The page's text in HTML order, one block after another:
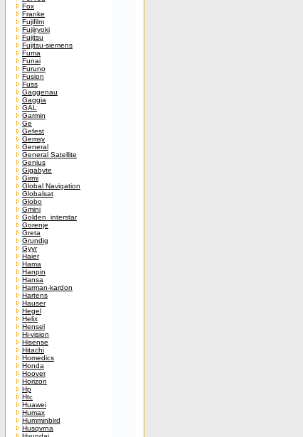
Fox
Franke
Fujifilm
Fujiiryoki
Fujitsu
Fujitsu-siemens
Fuma
Funai
Furuno
Fusion
Fuss
Gaggenau
Gaggia
GAL
Garmin
Ge
Gefest
Gemsy
General
General Satellite
Genius
Gigabyte
Girmi
Global Navigation
Globalsat
Globo
Gmini
Golden_interstar
Gorenje
Greta
Grundig
Gyyr
Haier
Hama
Hanpin
Hansa
Harman-kardon
Hartens
Hauser
Hegel
Helix
Hensel
Hi-vision
Hisense
Hitachi
Homedics
Honda
Hoover
Horizon
Hp
Htc
Huawei
Humax
Humminbird
Husqvrna